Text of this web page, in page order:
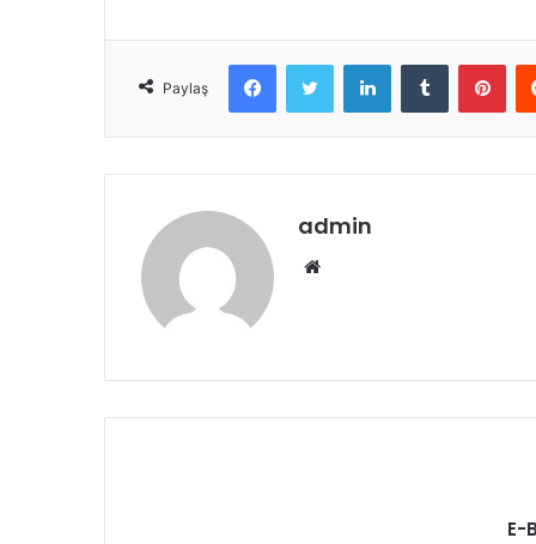
Paylaş
FacebookTwitter LinkedInTumblr
admin
Web
E-